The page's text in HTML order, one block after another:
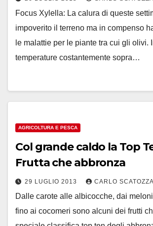
Focus Xylella: La calura di queste
impoverito il terreno ma in compenso
le malattie per le piante tra cui gli olivi.
temperature costantemente sopra…
AGRICOLTURA E PESCA
Col grande caldo la Top
Frutta che abbronza
29 LUGLIO 2013 CARLO SCATOZZA
Dalle carote alle albicocche, dai
fino ai cocomeri sono alcuni dei frutti